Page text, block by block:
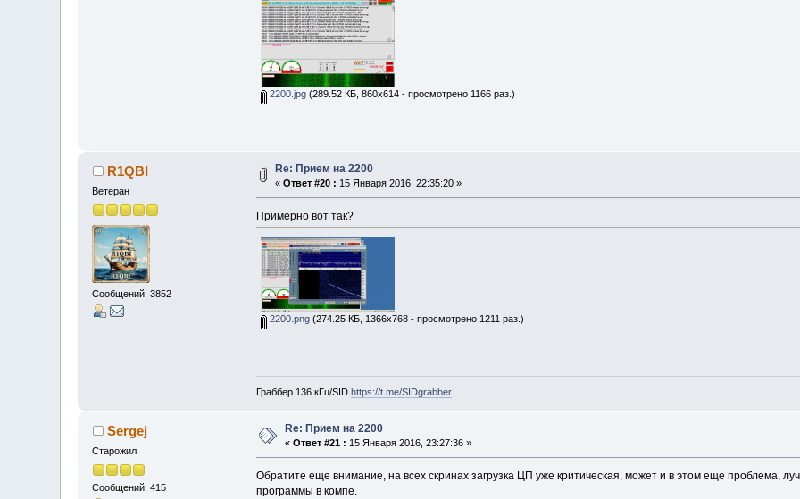
2200.jpg (289.52 КБ, 860x614 - просмотрено 1166 раз.)
R1QBI
Ветеран
Сообщений: 3852
Re: Прием на 2200
«Ответ #20 : 15 Января 2016, 22:35:20 »
Примерно вот так?
2200.png (274.25 КБ, 1366x768 - просмотрено 1211 раз.)
Граббер 136 кГц/SID https://t.me/SIDgrabber
Sergej
Старожил
Сообщений: 415
Re: Прием на 2200
«Ответ #21 : 15 Января 2016, 23:27:36 »
Обратите еще внимание, на всех скринах загрузка ЦП уже критическая, может и в этом еще проблема,
программы в компе.